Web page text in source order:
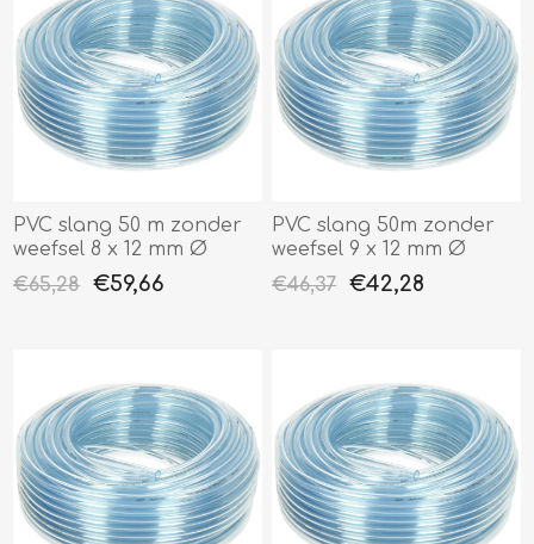
PVC slang 50 m zonder
weefsel 8 x 12 mm Ø
€65,28
€59,66
PVC slang 50m zonder
weefsel 9 x 12 mm Ø
€46,37
€42,28